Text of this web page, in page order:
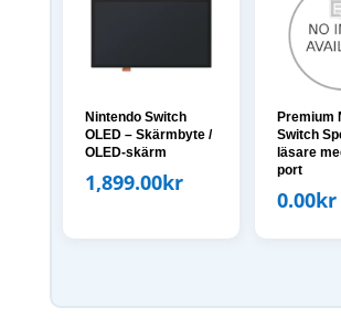
Nintendo Switch
OLED – Skärmbyte /
OLED-skärm
1,899.00kr
Premium
Switch
läsare
port
0.00kr